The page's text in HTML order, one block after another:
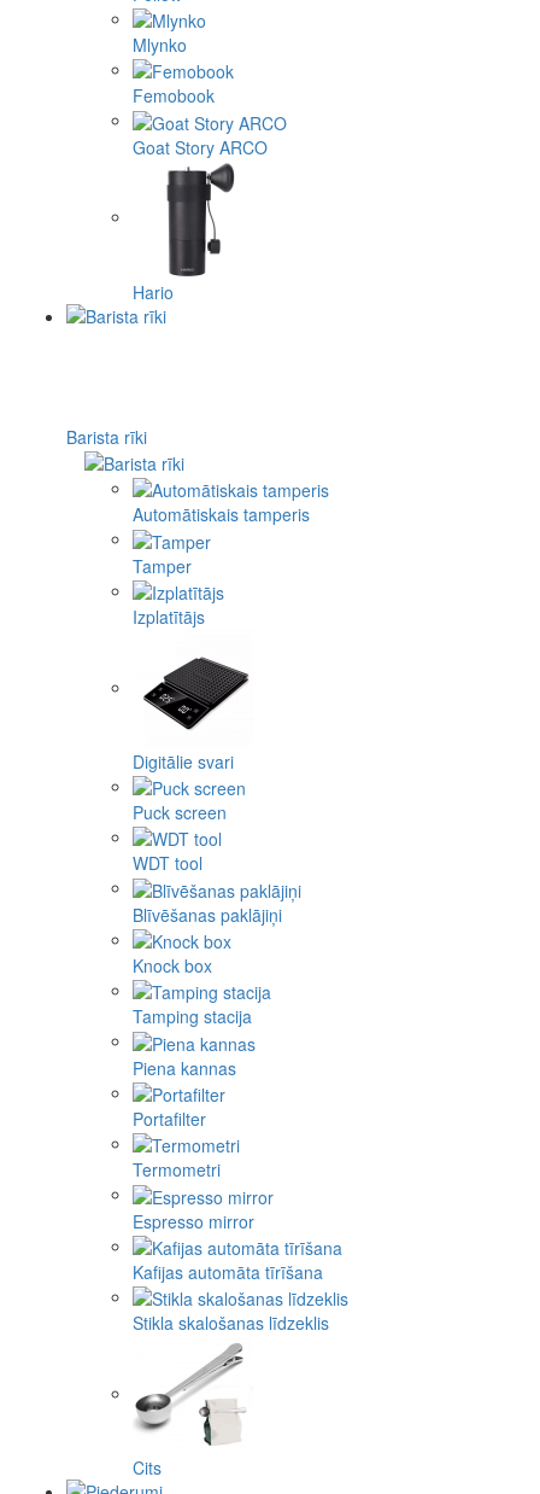
Mlynko
Femobook
Goat Story ARCO
Hario
Barista rīki
Automātiskais tamperis
Tamper
Izplatītājs
Digitālie svari
Puck screen
WDT tool
Blīvēšanas paklājiņi
Knock box
Tamping stacija
Piena kannas
Portafilter
Termometri
Espresso mirror
Kafijas automāta tīrīšana
Stikla skalošanas līdzeklis
Cits